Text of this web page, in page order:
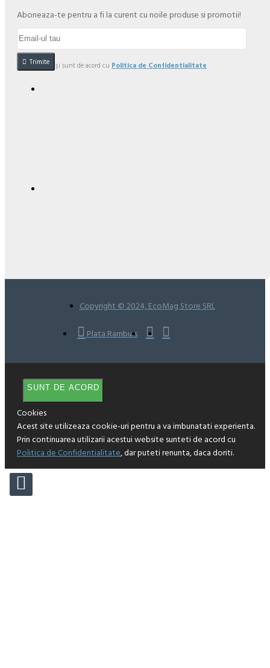
Aboneaza-te pentru a fi la curent cu noile produse si promotii!
Trimite
Am citit şi sunt de acord cu Politica de Confidentialitate
Copyright © 2024, EcoMag Store SRL
Plata Ramburs
SUNT DE ACORD
Cookies
Acest site utilizeaza cookie-uri pentru a va imbunatati experienta.
Prin continuarea utilizarii acestui website sunteti de acord cu
Politica de Confidentialitate, dar puteti renunta, daca doriti.